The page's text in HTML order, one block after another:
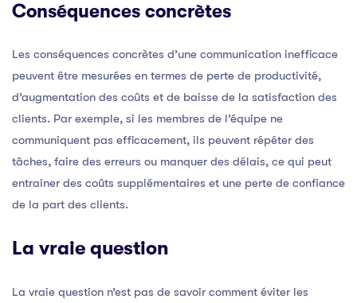
Conséquences concrètes
Les conséquences concrètes d’une communication inefficace
peuvent être mesurées en termes de perte de productivité,
d’augmentation des coûts et de baisse de la satisfaction des
clients. Par exemple, si les membres de l’équipe ne
communiquent pas efficacement, ils peuvent répéter des
tâches, faire des erreurs ou manquer des délais, ce qui peut
entraîner des coûts supplémentaires et une perte de confiance
de la part des clients.
La vraie question
La vraie question n’est pas de savoir comment éviter les